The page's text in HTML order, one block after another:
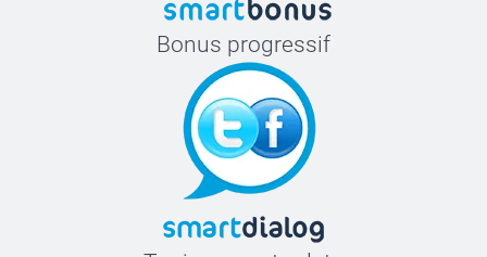
Bonus progressif